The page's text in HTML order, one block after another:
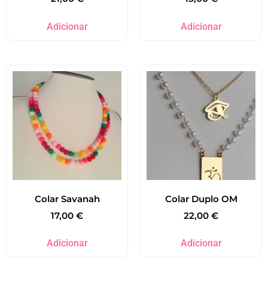
Adicionar Adicionar
Colar Savanah
17,00 €
Adicionar
Colar Duplo OM
22,00 €
Adicionar